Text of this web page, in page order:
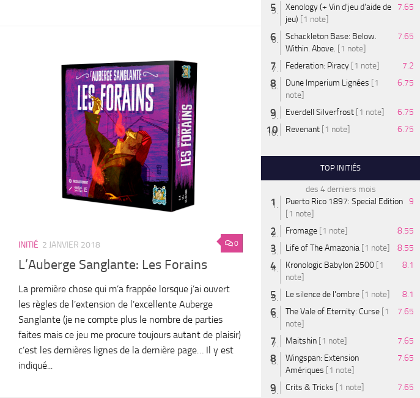
0
INITIÉ 2 JANVIER 2018
L’Auberge Sanglante: Les Forains
La première chose qui m’a frappée lorsque j’ai ouvert
les règles de l’extension de l’excellente Auberge
Sanglante (je ne compte plus le nombre de parties
faites mais ce jeu me procure toujours autant de plaisir)
c’est les dernières lignes de la dernière page… Il y est
indiqué...
Xenology (+ Vin d'jeu d'aide de
jeu) [1 note]
7.65
Schackleton Base: Below.
Within. Above. [1 note]
7.65
Federation: Piracy [1 note]
7.2
Dune Imperium Lignées [1
note]
6.75
Everdell Silverfrost [1 note]
6.75
Revenant [1 note] 6.75
TOP INITIÉS
des 4 derniers mois
Puerto Rico 1897: Special Edition
[1 note]
9
Fromage [1 note]
8.55
Life of The Amazonia [1 note]
8.55
Kronologic Babylon 2500 [1
note]
8.1
Le silence de l'ombre [1 note]
8.1
The Vale of Eternity: Curse [1
note]
7.65
Maitshin [1 note]
7.65
Wingspan: Extension
Amériques [1 note]
7.65
Crits & Tricks [1 note]
7.65